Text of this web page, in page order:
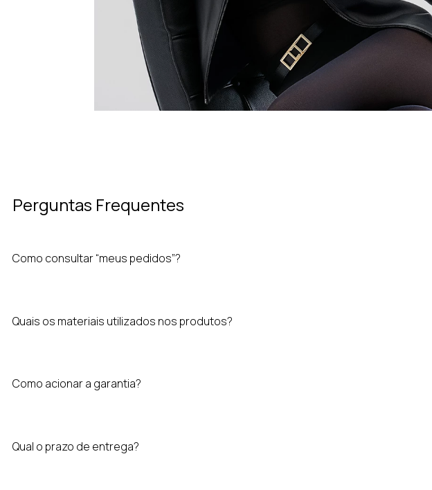
Perguntas Frequentes
Como consultar “meus pedidos”?
Quais os materiais utilizados nos produtos?
Como acionar a garantia?
Qual o prazo de entrega?